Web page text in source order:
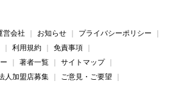
営会社 お知らせ
プライバシーポリシー
利用規約
免責事項
著者一覧
サイトマップ
人加盟店募集
ご意見・ご要望